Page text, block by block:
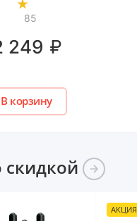
85
249 ₽
В корзину
скидкой
АКЦИЯ